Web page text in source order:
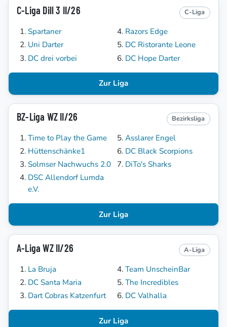
C-Liga Dill 3 II/26 C-Liga
Spartaner
Uni Darter
DC drei vorbei
Razors Edge
DC Ristorante Leone
DC Hope Darter
Zur Liga
BZ-Liga WZ II/26 Bezirksliga
Time to Play the Game
Hüttenschänke1
Solmser Nachwuchs 2.0
DSC Allendorf Lumda
e.V.
Asslarer Engel
DC Black Scorpions
DiTo's Sharks
Zur Liga
A-Liga WZ II/26 A-Liga
La Bruja
DC Santa Maria
Dart Cobras Katzenfurt
Team UnscheinBar
The Incredibles
DC Valhalla
Zur Liga